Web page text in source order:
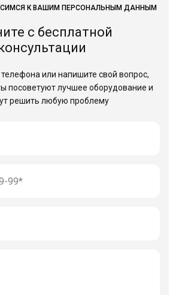
К ВАШИМ ПЕРСОНАЛЬНЫМ ДАННЫМ
с бесплатной
или напишите свой вопрос,
посоветуют лучшее оборудование и
решить любую проблему